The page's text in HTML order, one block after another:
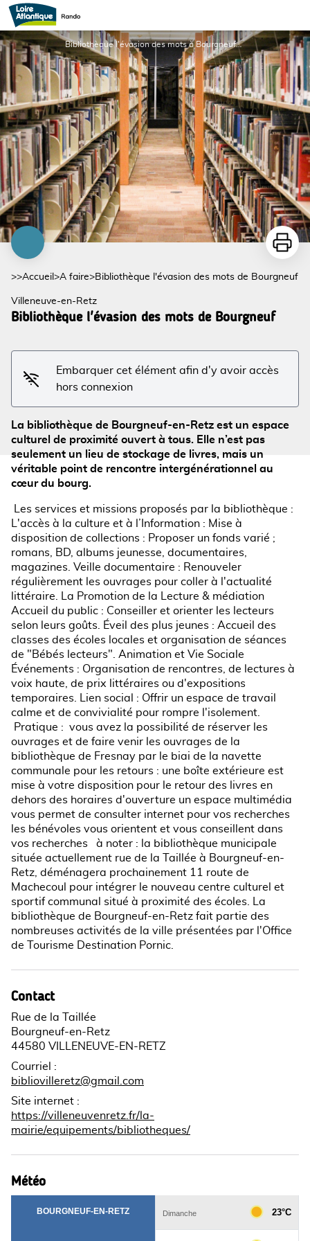
Bibliothèque l'évasion des mots de Bourgneuf
Bibliothèque l'évasion des mots à Bourgneuf-en-Retz _1 - pixabay - GregReese
>>Accueil >A faire>Bibliothèque l'évasion des mots de Bourgneuf
Villeneuve-en-Retz
Bibliothèque l'évasion des mots de Bourgneuf
Embarquer cet élément afin d'y avoir accès
hors connexion
La bibliothèque de Bourgneuf-en-Retz est un espace
culturel de proximité ouvert à tous. Elle n’est pas
seulement un lieu de stockage de livres, mais un
véritable point de rencontre intergénérationnel au
cœur du bourg.
Les services et missions proposés par la bibliothèque :
L'accès à la culture et à l’Information : Mise à
disposition de collections : Proposer un fonds varié ;
romans, BD, albums jeunesse, documentaires,
magazines. Veille documentaire : Renouveler
régulièrement les ouvrages pour coller à l'actualité
littéraire. La Promotion de la Lecture & médiation
Accueil du public : Conseiller et orienter les lecteurs
selon leurs goûts. Éveil des plus jeunes : Accueil des
classes des écoles locales et organisation de séances
de "Bébés lecteurs". Animation et Vie Sociale
Événements : Organisation de rencontres, de lectures à
voix haute, de prix littéraires ou d'expositions
temporaires. Lien social : Offrir un espace de travail
calme et de convivialité pour rompre l'isolement.
Pratique : vous avez la possibilité de réserver les
ouvrages et de faire venir les ouvrages de la
bibliothèque de Fresnay par le biai de la navette
communale pour les retours : une boîte extérieure est
mise à votre disposition pour le retour des livres en
dehors des horaires d'ouverture un espace multimédia
vous permet de consulter internet pour vos recherches
les bénévoles vous orientent et vous conseillent dans
vos recherches à noter : la bibliothèque municipale
située actuellement rue de la Taillée à Bourgneuf-en-
Retz, déménagera prochainement 11 route de
Machecoul pour intégrer le nouveau centre culturel et
sportif communal situé à proximité des écoles. La
bibliothèque de Bourgneuf-en-Retz fait partie des
nombreuses activités de la ville présentées par l'Office
de Tourisme Destination Pornic.
Contact
Rue de la Taillée
Bourgneuf-en-Retz
44580 VILLENEUVE-EN-RETZ
Courriel
:
bibliovilleretz@gmail.com
Site internet :
https://villeneuvenretz.fr/la-
mairie/equipements/bibliotheques/
Météo